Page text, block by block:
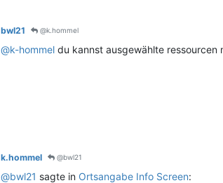
bwl21 @k.hommel
@k-hommel du kannst ausgewählte ressourcen
k.hommel @bwl21
@bwl21 sagte in Ortsangabe Info Screen: